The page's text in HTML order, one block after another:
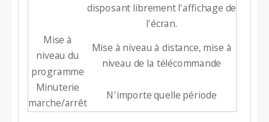
disposant librement l'affichage de
l'écran.
Mise à
niveau du
programme
Mise à niveau à distance, mise à
niveau de la télécommande
Minuterie
marche/arrêt
N'importe quelle période